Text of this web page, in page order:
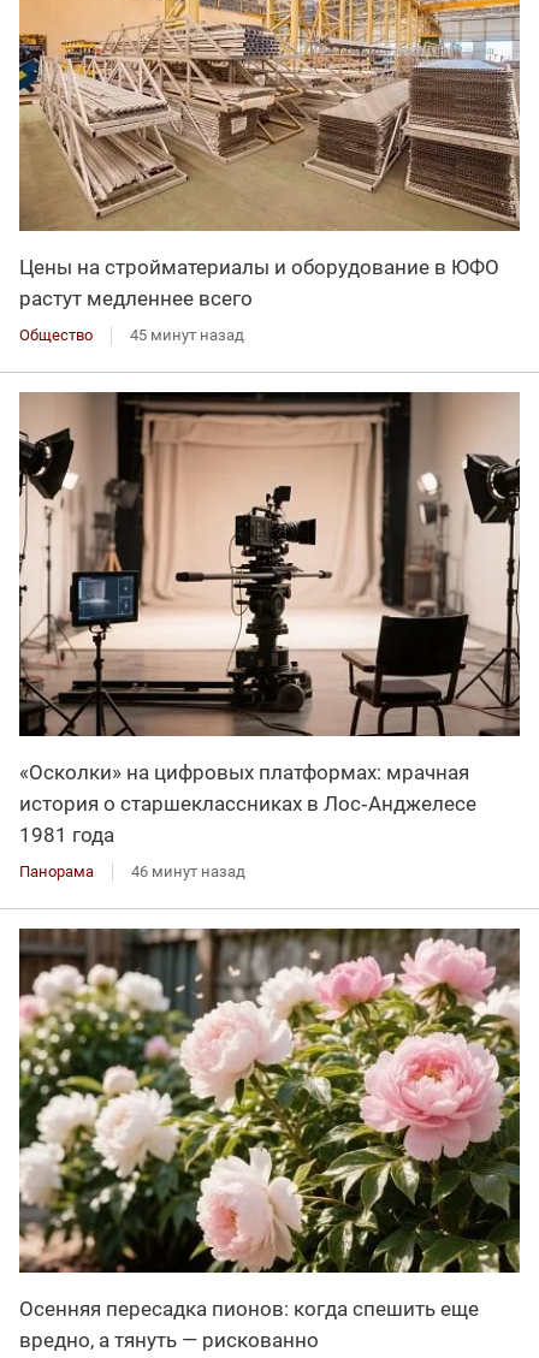
Цены на стройматериалы и оборудование в ЮФО
растут медленнее всего
Общество 45 минут назад
«Осколки» на цифровых платформах: мрачная
история о старшеклассниках в Лос‑Анджелесе
1981 года
Панорама 46 минут назад
Осенняя пересадка пионов: когда спешить еще
вредно, а тянуть — рискованно